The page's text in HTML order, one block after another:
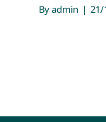
Byadmin | 21/